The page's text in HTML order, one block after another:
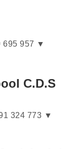
695 957 ▼
C.D.S
324 773 ▼